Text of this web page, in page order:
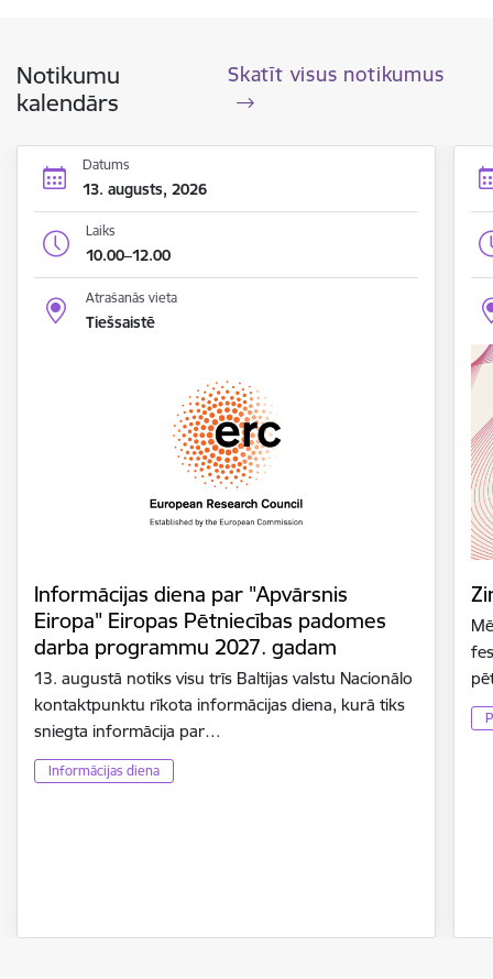
Notikumu
kalendārs
Skatīt visus notikumus
Datums
13. augusts, 2026
Laiks
10.00–12.00
Atrašanās vieta
Tiešsaistē
Informācijas diena par "Apvārsnis
Eiropa" Eiropas Pētniecības padomes
darba programmu 2027. gadam
13. augustā notiks visu trīs Baltijas valstu Nacionālo
kontaktpunktu rīkota informācijas diena, kurā tiks
sniegta informācija par…
Informācijas diena